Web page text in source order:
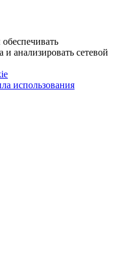
анализировать сетевой
использования